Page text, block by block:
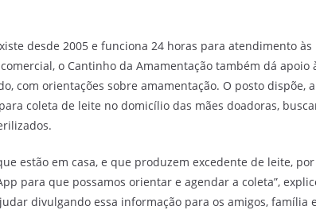
desde 2005 e funciona 24 horas para atendimento às
o Cantinho da Amamentação também dá apoio
com orientações sobre amamentação. O posto dispõe,
coleta de leite no domicílio das mães doadoras,
estão em casa, e que produzem excedente de leite, por
para que possamos orientar e agendar a coleta”,
divulgando essa informação para os amigos, família